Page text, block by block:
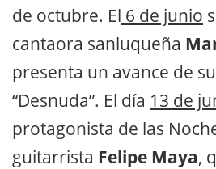
de octubre. El 6 de junio
cantaora sanluqueña
presenta un avance de
“Desnuda”. El día 13 de
protagonista de las
guitarrista Felipe Maya,